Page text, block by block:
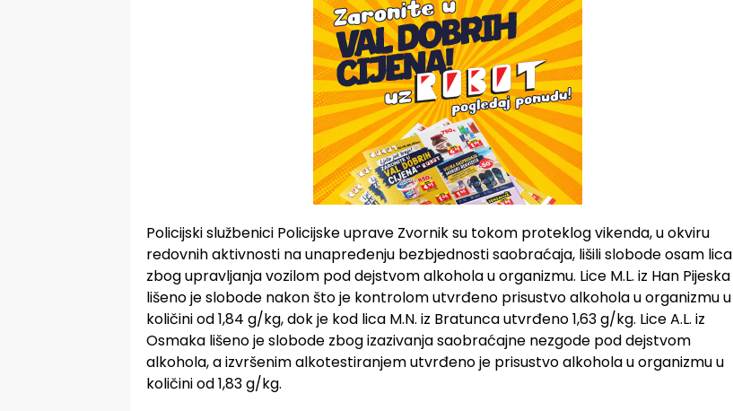
Policijski službenici Policijske uprave Zvornik su tokom proteklog vikenda, u okviru
redovnih aktivnosti na unapređenju bezbjednosti saobraćaja, lišili slobode osam lica
zbog upravljanja vozilom pod dejstvom alkohola u organizmu. Lice M.L. iz Han Pijeska
lišeno je slobode nakon što je kontrolom utvrđeno prisustvo alkohola u organizmu u
količini od 1,84 g/kg, dok je kod lica M.N. iz Bratunca utvrđeno 1,63 g/kg. Lice A.L. iz
Osmaka lišeno je slobode zbog izazivanja saobraćajne nezgode pod dejstvom
alkohola, a izvršenim alkotestiranjem utvrđeno je prisustvo alkohola u organizmu u
količini od 1,83 g/kg.